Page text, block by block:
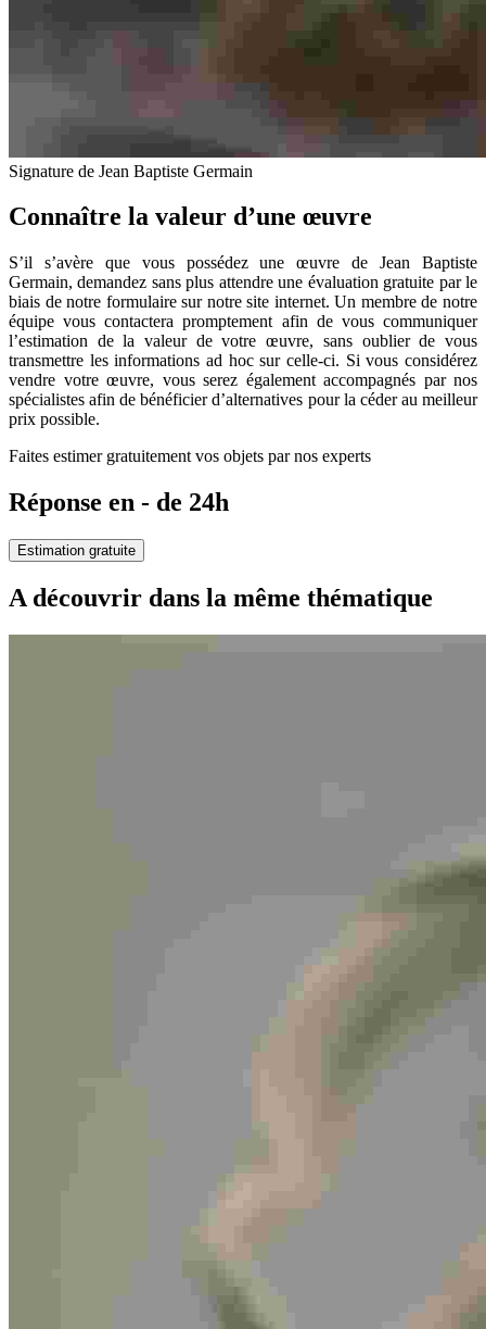
Signature de Jean Baptiste Germain
Connaître la valeur d’une œuvre
S’il s’avère que vous possédez une œuvre de Jean Baptiste
Germain, demandez sans plus attendre une évaluation gratuite par le
biais de notre formulaire sur notre site internet. Un membre de notre
équipe vous contactera promptement afin de vous communiquer
l’estimation de la valeur de votre œuvre, sans oublier de vous
transmettre les informations ad hoc sur celle-ci. Si vous considérez
vendre votre œuvre, vous serez également accompagnés par nos
spécialistes afin de bénéficier d’alternatives pour la céder au meilleur
prix possible.
Faites estimer gratuitement vos objets par nos experts
Réponse en - de 24h
Estimation gratuite
A découvrir dans la même thématique